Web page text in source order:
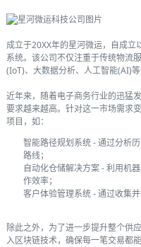
成立于20XX年的星河微运，自成
系统。该公司不仅注重于传统物流
(IoT)、大数据分析、人工智能(AI)
近年来，随着电子商务行业的迅猛
要求越来越高。针对这一市场需求
项目，如：
智能路径规划系统 - 通过分析
路线；
自动化仓储解决方案 - 利用机
作效率；
客户体验管理系统 - 通过收集
除此之外，为了进一步提升整个供
入区块链技术，确保每一笔交易都